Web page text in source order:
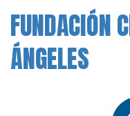
FUNDACIÓN
ÁNGELES